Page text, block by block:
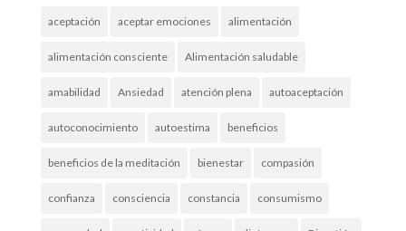
aceptación aceptar emociones alimentación
alimentación consciente Alimentación saludable
amabilidad Ansiedad atención plena autoaceptación
autoconocimiento autoestima beneficios
beneficios de la meditación bienestar compasión
confianza consciencia constancia consumismo